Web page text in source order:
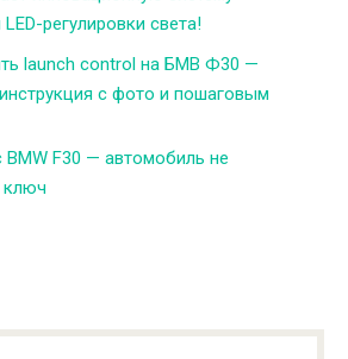
регулировки света!
launch control на БМВ Ф30 —
с фото и пошаговым
F30 — автомобиль не
ключ